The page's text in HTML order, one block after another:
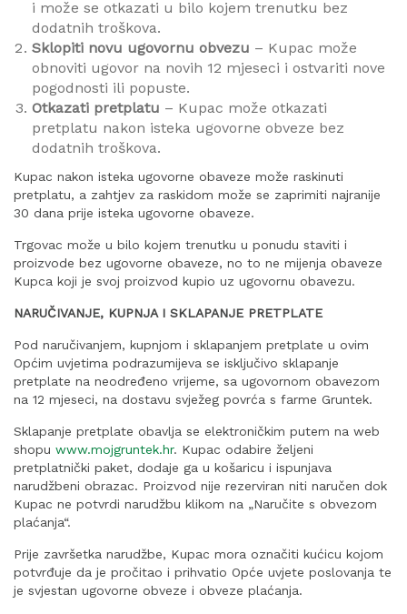
i može se otkazati u bilo kojem trenutku bez
dodatnih troškova.
Sklopiti novu ugovornu obvezu – Kupac može
obnoviti ugovor na novih 12 mjeseci i ostvariti nove
pogodnosti ili popuste.
Otkazati pretplatu – Kupac može otkazati
pretplatu nakon isteka ugovorne obveze bez
dodatnih troškova.
Kupac nakon isteka ugovorne obaveze može raskinuti
pretplatu, a zahtjev za raskidom može se zaprimiti najranije
30 dana prije isteka ugovorne obaveze.
Trgovac može u bilo kojem trenutku u ponudu staviti i
proizvode bez ugovorne obaveze, no to ne mijenja obaveze
Kupca koji je svoj proizvod kupio uz ugovornu obavezu.
NARUČIVANJE, KUPNJA I SKLAPANJE PRETPLATE
Pod naručivanjem, kupnjom i sklapanjem pretplate u ovim
Općim uvjetima podrazumijeva se isključivo sklapanje
pretplate na neodređeno vrijeme, sa ugovornom obavezom
na 12 mjeseci, na dostavu svježeg povrća s farme Gruntek.
Sklapanje pretplate obavlja se elektroničkim putem na web
shopu www.mojgruntek.hr. Kupac odabire željeni
pretplatnički paket, dodaje ga u košaricu i ispunjava
narudžbeni obrazac. Proizvod nije rezerviran niti naručen dok
Kupac ne potvrdi narudžbu klikom na „Naručite s obvezom
plaćanja“.
Prije završetka narudžbe, Kupac mora označiti kućicu kojom
potvrđuje da je pročitao i prihvatio Opće uvjete poslovanja te
je svjestan ugovorne obveze i obveze plaćanja.